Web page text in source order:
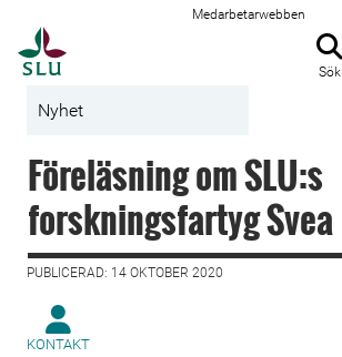
Medarbetarwebben
Sök
Nyhet
Föreläsning om SLU:s
forskningsfartyg Svea
PUBLICERAD: 14 OKTOBER 2020
KONTAKT